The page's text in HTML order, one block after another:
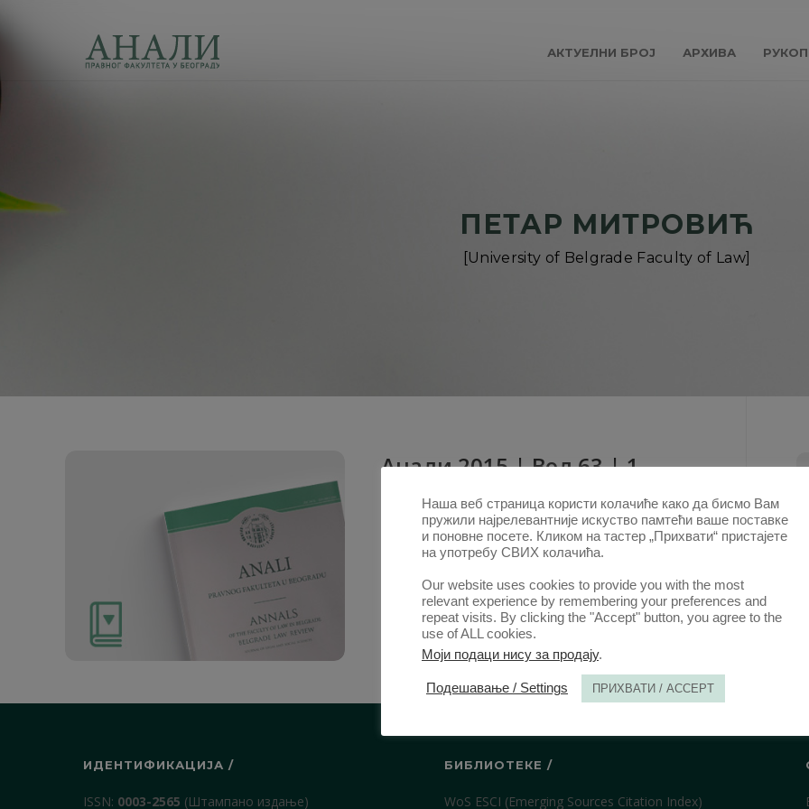
АКТУЕЛНИ БРОЈ АРХИВА
ПЕТАР МИТРОВИЋ
[University of Belgrade Faculty of Law]
Анали 2015 | Вол 63 | 1
Радови овог аутора у овој свесци
НАЧЕЛО СВЕТОВНОСТИ У РЕПУБЛИЦИ СРБИЈИ
ПРЕМА УСТАВУ ИЗ 2006. (Сажетак)
1. ОКТ. 2015.
ИДЕНТИФИКАЦИЈА /
ISSN: 0003-2565 (Штампано издање)
БИБЛИОТЕКЕ /
WoS ESCI (Emerging Sources Citation Index)
Наша веб страница користи колачиће како да бисмо Вам
пружили најрелевантније искуство памтећи ваше поставке
и поновне посете. Кликом на тастер „Прихвати“ пристајете
на употребу СВИХ колачића.
Our website uses cookies to provide you with the most
relevant experience by remembering your preferences and
repeat visits. By clicking the "Accept" button, you agree to the
use of ALL cookies.
Моји подаци нису за продају.
Подешавање / Settings ПРИХВАТИ / ACCEPT